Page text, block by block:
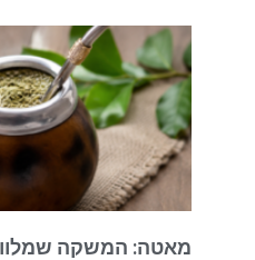
מאטה: המשקה